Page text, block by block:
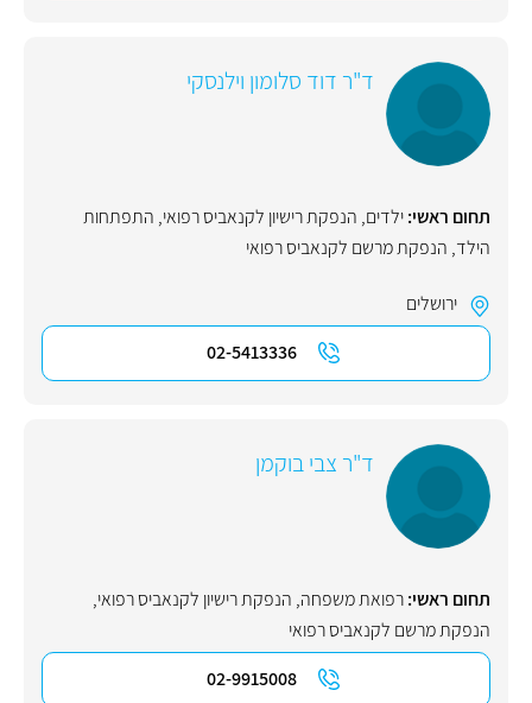
ד"ר דוד סלומון וילנסקי
תחום ראשי:ילדים, הנפקת רישיון לקנאביס רפואי, התפתחות
הילד, הנפקת מרשם לקנאביס רפואי
ירושלים
02-5413336
ד"ר צבי בוקמן
תחום ראשי:רפואת משפחה, הנפקת רישיון לקנאביס רפואי,
הנפקת מרשם לקנאביס רפואי
02-9915008